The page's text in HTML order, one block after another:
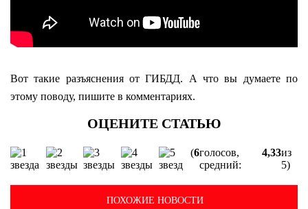
Вот такие разъяснения от ГИБДД. А что вы думаете по
этому поводу, пишите в комментариях.
(6голосов,
средний:
4,33из
5)
ПОХОЖИЕ НОВОСТИ